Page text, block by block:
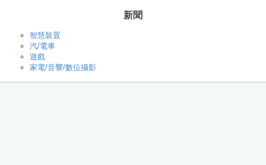
新聞
智慧裝置
汽/電車
遊戲
家電/音響/數位攝影